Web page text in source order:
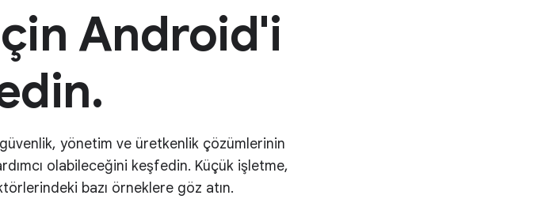
Android'i
yönetim ve üretkenlik çözümlerinin
olabileceğini keşfedin. Küçük işletme,
bazı örneklere göz atın.